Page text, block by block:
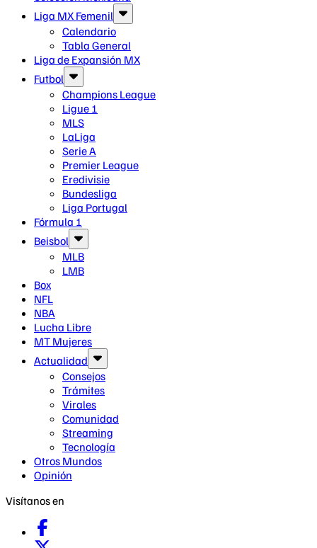
Liga MX Femenil
Calendario
Tabla General
Liga de Expansión MX
Futbol
Champions League
Ligue 1
MLS
LaLiga
Serie A
Premier League
Eredivisie
Bundesliga
Liga Portugal
Fórmula 1
Beisbol
MLB
LMB
Box
NFL
NBA
Lucha Libre
MT Mujeres
Actualidad
Consejos
Trámites
Virales
Comunidad
Streaming
Tecnología
Otros Mundos
Opinión
Visítanos en